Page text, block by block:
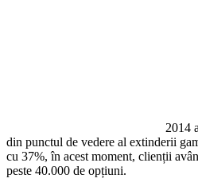
2014
din punctul de vedere al extinderii
cu 37%, în acest moment, clienții
peste 40.000 de opțiuni.